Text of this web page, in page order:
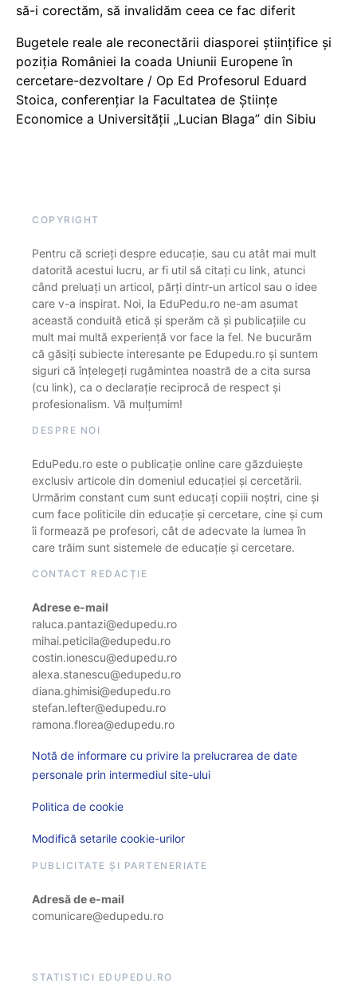
să-i corectăm, să invalidăm ceea ce fac diferit
Bugetele reale ale reconectării diasporei științifice și
poziția României la coada Uniunii Europene în
cercetare-dezvoltare / Op Ed Profesorul Eduard
Stoica, conferențiar la Facultatea de Științe
Economice a Universității „Lucian Blaga” din Sibiu
COPYRIGHT
Pentru că scrieți despre educație, sau cu atât mai mult
datorită acestui lucru, ar fi util să citați cu link, atunci
când preluați un articol, părți dintr-un articol sau o idee
care v-a inspirat. Noi, la EduPedu.ro ne-am asumat
această conduită etică și sperăm că și publicațiile cu
mult mai multă experiență vor face la fel. Ne bucurăm
că găsiți subiecte interesante pe Edupedu.ro și suntem
siguri că înțelegeți rugămintea noastră de a cita sursa
(cu link), ca o declarație reciprocă de respect și
profesionalism. Vă mulțumim!
DESPRE NOI
EduPedu.ro este o publicație online care găzduiește
exclusiv articole din domeniul educației și cercetării.
Urmărim constant cum sunt educați copiii noștri, cine și
cum face politicile din educație și cercetare, cine și cum
îi formează pe profesori, cât de adecvate la lumea în
care trăim sunt sistemele de educație și cercetare.
CONTACT REDACȚIE
Adrese e-mail
raluca.pantazi@edupedu.ro
mihai.peticila@edupedu.ro
costin.ionescu@edupedu.ro
alexa.stanescu@edupedu.ro
diana.ghimisi@edupedu.ro
stefan.lefter@edupedu.ro
ramona.florea@edupedu.ro
Notă de informare cu privire la prelucrarea de date
personale prin intermediul site-ului
Politica de cookie
Modifică setarile cookie-urilor
PUBLICITATE ȘI PARTENERIATE
Adresă de e-mail
comunicare@edupedu.ro
STATISTICI EDUPEDU.RO